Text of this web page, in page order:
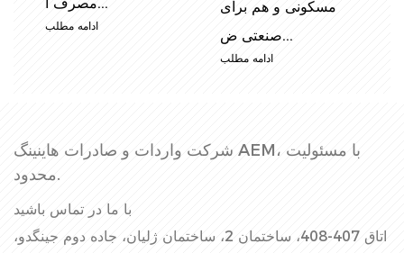
ادامه مطلب
شرکت واردات و صادرات هاینینگ AEM، با مسئولیت
محدود.
با ما در تماس باشید
اتاق 407-408، ساختمان 2، ساختمان ژلیان، جاده دوم جینگدو،